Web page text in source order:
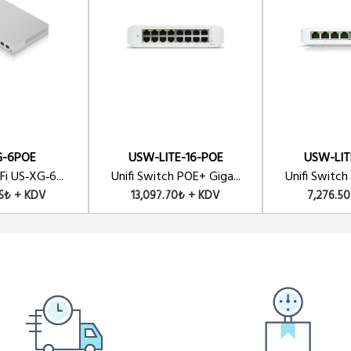
SFP 150WATT
48x1Gbit Eth + 2x SFP + 2x SFP+ 750 Watt
6POE
US‑XG‑6...
+ KDV
USW-LITE-16-POE
Unifi Switch POE+ Giga...
13,097.70₺ + KDV
USW-
Unifi Switch